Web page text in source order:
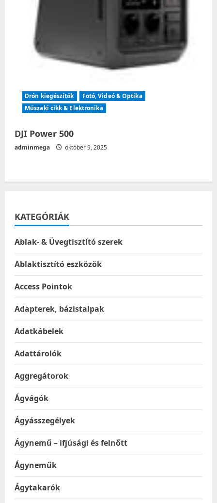
Drón kiegészítők
Fotó, Videó & Optika
Műszaki cikk & Elektronika
DJI Power 500
adminmega október 9, 2025
KATEGÓRIÁK
Ablak- & Üvegtisztító szerek
Ablaktisztító eszközök
Access Pointok
Adapterek, bázistalpak
Adatkábelek
Adattárolók
Aggregátorok
Ágvágók
Ágyásszegélyek
Ágynemű – ifjúsági és felnőtt
Ágyneműk
Ágytakarók